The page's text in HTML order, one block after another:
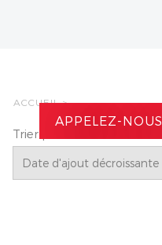
APPELEZ-NOUS
ACCUEIL >
Trier par